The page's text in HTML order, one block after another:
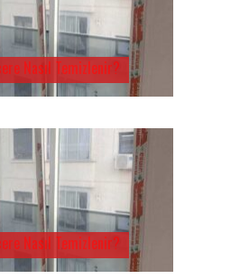
Nasıl Temizlenir?
Nasıl Temizlenir?